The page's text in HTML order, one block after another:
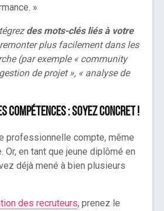
»
des mots-clés liés à votre
plus facilement dans les
(par exemple « community
de projet », « analyse de
compétences : soyez concret !
professionnelle compte, même
Or, en tant que jeune diplômé en
déjà mené à bien plusieurs
des recruteurs, prenez le